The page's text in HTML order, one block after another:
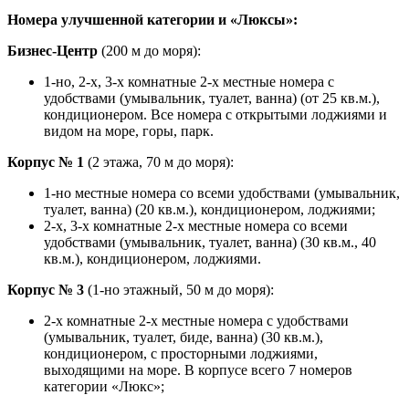
Номера улучшенной категории и «Люксы»:
Бизнес-Центр (200 м до моря):
1-но, 2-х, 3-х комнатные 2-х местные номера с
удобствами (умывальник, туалет, ванна) (от 25 кв.м.),
кондиционером. Все номера с открытыми лоджиями и
видом на море, горы, парк.
Корпус № 1 (2 этажа, 70 м до моря):
1-но местные номера со всеми удобствами (умывальник,
туалет, ванна) (20 кв.м.), кондиционером, лоджиями;
2-х, 3-х комнатные 2-х местные номера со всеми
удобствами (умывальник, туалет, ванна) (30 кв.м., 40
кв.м.), кондиционером, лоджиями.
Корпус № 3 (1-но этажный, 50 м до моря):
2-х комнатные 2-х местные номера с удобствами
(умывальник, туалет, биде, ванна) (30 кв.м.),
кондиционером, с просторными лоджиями,
выходящими на море. В корпусе всего 7 номеров
категории «Люкс»;